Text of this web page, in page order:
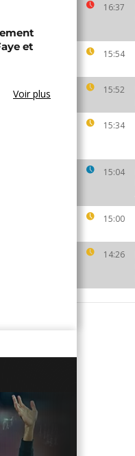
16:37
15:54
15:52
15:34
15:04
15:00
14:26
et
Voir plus